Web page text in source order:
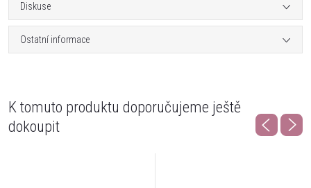
Diskuse
Ostatní informace
K tomuto produktu doporučujeme ještě
dokoupit